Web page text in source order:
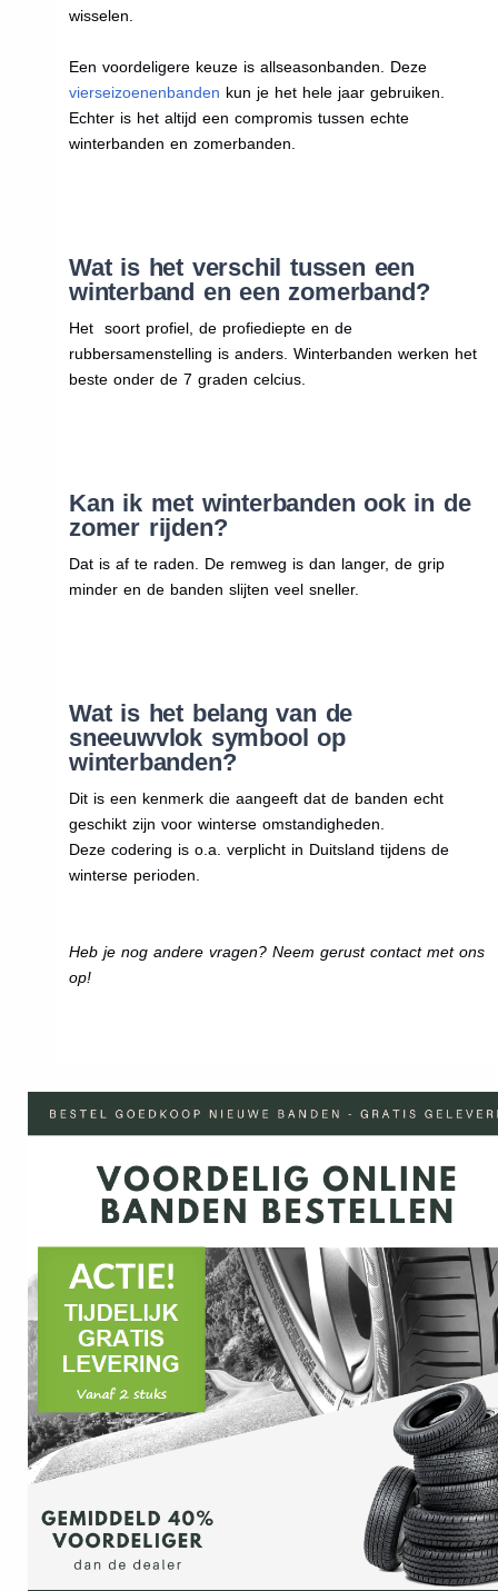
wisselen.
Een voordeligere keuze is allseasonbanden. Deze
vierseizoenenbanden kun je het hele jaar gebruiken.
Echter is het altijd een compromis tussen echte
winterbanden en zomerbanden.
Wat is het verschil tussen een
winterband en een zomerband?
Het soort profiel, de profiediepte en de
rubbersamenstelling is anders. Winterbanden werken het
beste onder de 7 graden celcius.
Kan ik met winterbanden ook in de
zomer rijden?
Dat is af te raden. De remweg is dan langer, de grip
minder en de banden slijten veel sneller.
Wat is het belang van de
sneeuwvlok symbool op
winterbanden?
Dit is een kenmerk die aangeeft dat de banden echt
geschikt zijn voor winterse omstandigheden.
Deze codering is o.a. verplicht in Duitsland tijdens de
winterse perioden.
Heb je nog andere vragen? Neem gerust contact met ons
op!